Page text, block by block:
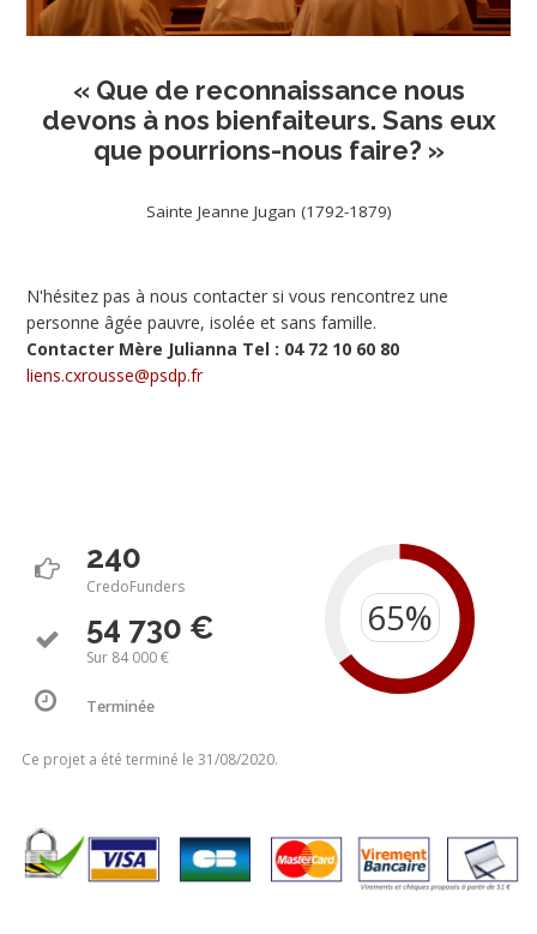
« Que de reconnaissance nous
devons à nos bienfaiteurs. Sans eux
que pourrions-nous faire? »
Sainte Jeanne Jugan (1792-1879)
N'hésitez pas à nous contacter si vous rencontrez une
personne âgée pauvre, isolée et sans famille.
Contacter Mère Julianna Tel : 04 72 10 60 80
liens.cxrousse@psdp.fr
240
CredoFunders
54 730 €
Sur 84 000 €
Terminée
Ce projet a été terminé le 31/08/2020.